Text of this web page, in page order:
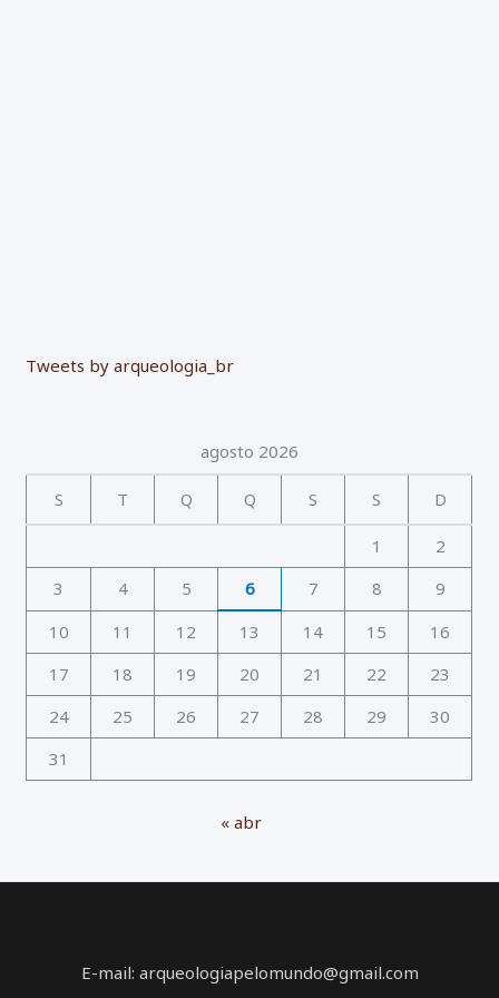
Tweets by arqueologia_br
agosto 2026
S T Q Q S S D
1
2
3
4 5 6 7 8
9
10
11 12 13 14 15
16
17
18 19 20 21 22
23
24
25 26 27 28 29
30
31
« abr
E-mail: arqueologiapelomundo@gmail.com